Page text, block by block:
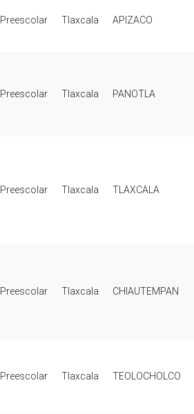
Preescolar Tlaxcala APIZACO
Preescolar Tlaxcala PANOTLA
Preescolar Tlaxcala TLAXCALA
Preescolar Tlaxcala CHIAUTEMPAN
Preescolar Tlaxcala TEOLOCHOLCO